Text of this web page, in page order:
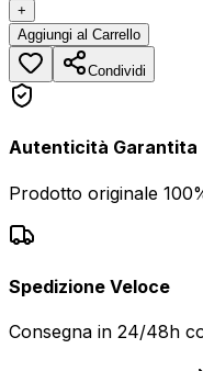
+
Aggiungi al Carrello
Condividi
Autenticità Garantita
Prodotto originale
Spedizione Veloce
Consegna in 24/48h